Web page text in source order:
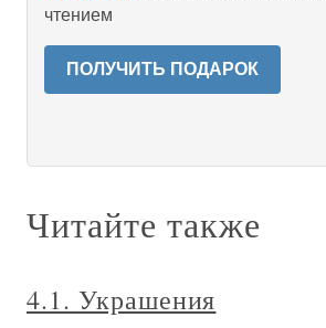
чтением
ПОЛУЧИТЬ ПОДАРОК
Читайте также
4.1. Украшения